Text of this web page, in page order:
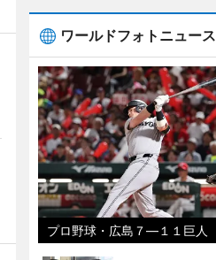
ワールドフォトニュース
プロ野球・広島７―１１巨人